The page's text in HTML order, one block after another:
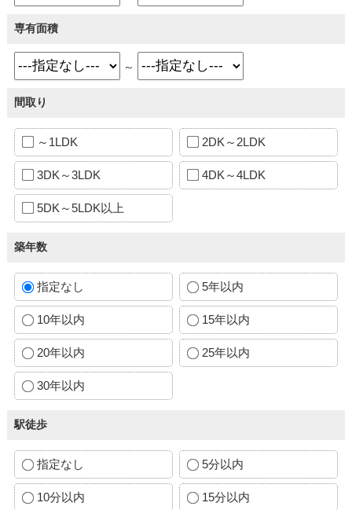
専有面積
～
間取り
～1LDK 2DK～2LDK
3DK～3LDK 4DK～4LDK
5DK～5LDK以上
築年数
指定なし 5年以内
10年以内 15年以内
20年以内 25年以内
30年以内
駅徒歩
指定なし 5分以内
10分以内 15分以内